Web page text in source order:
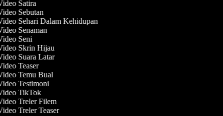
Satira
Sebutan
Sehari Dalam Kehidupan
Senaman
Seni
Skrin Hijau
Suara Latar
Teaser
Temu Bual
Testimoni
TikTok
Treler Filem
Treler Teaser